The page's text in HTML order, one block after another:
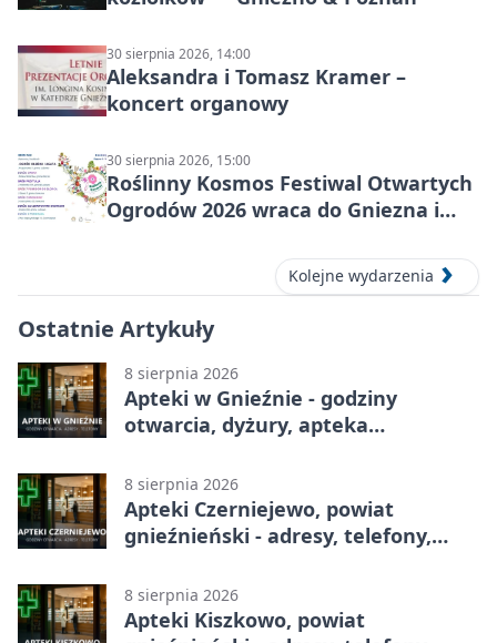
30 sierpnia 2026, 14:00
Aleksandra i Tomasz Kramer –
koncert organowy
30 sierpnia 2026, 15:00
Roślinny Kosmos Festiwal Otwartych
Ogrodów 2026 wraca do Gniezna i
Kolejne wydarzenia
Ostatnie Artykuły
8 sierpnia 2026
Apteki w Gnieźnie - godziny
otwarcia, dyżury, apteka
8 sierpnia 2026
Apteki Czerniejewo, powiat
gnieźnieński - adresy, telefony,
8 sierpnia 2026
Apteki Kiszkowo, powiat